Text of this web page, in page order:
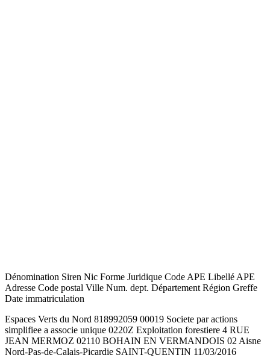
Dénomination Siren Nic Forme Juridique Code APE Libellé APE
Adresse Code postal Ville Num. dept. Département Région Greffe
Date immatriculation
Espaces Verts du Nord 818992059 00019 Societe par actions
simplifiee a associe unique 0220Z Exploitation forestiere 4 RUE
JEAN MERMOZ 02110 BOHAIN EN VERMANDOIS 02 Aisne
Nord-Pas-de-Calais-Picardie SAINT-QUENTIN 11/03/2016